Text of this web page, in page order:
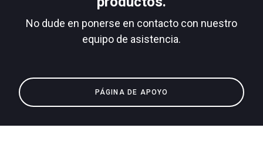
No dude en ponerse en contacto con nuestro
equipo de asistencia.
PÁGINA DE APOYO
Productos
Descargar